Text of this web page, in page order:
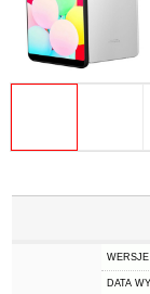
WERSJE
DATA